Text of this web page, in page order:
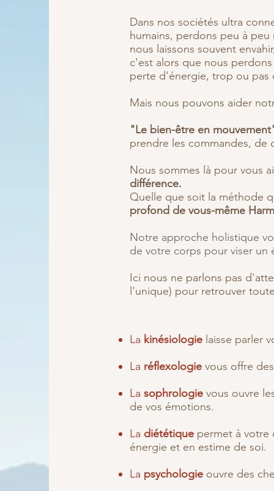
Dans nos sociétés ultra
humains, perdons peu à
nous laissons souvent
c'est alors que nous
perte d'énergie, trop ou
Mais nous pouvons aider
"Le bien-être en
prendre les commandes,
Nous sommes là pour vous
différence.
Quelle que soit la méthode
profond de vous-même
Notre approche holistique
de votre corps pour viser un
Ici nous ne parlons pas
l'unique) pour retrouver
La kinésiologie laisse parler
La réflexologie vous offre
La sophrologie vous ouvre
de vos émotions.
La diététique permet à votre
énergie et en estime de soi.
La psychologie ouvre des